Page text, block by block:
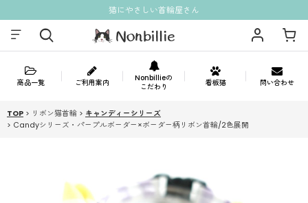
猫にやさしい首輪屋さん
商品一覧 ご利用案内
Nonbillieの
こだわり
看板猫 問い合わせ
TOP > リボン猫首輪 > キャンディーシリーズ
> Candyシリーズ・パープルボーダー×ボーダー柄リボン首輪/2色展開